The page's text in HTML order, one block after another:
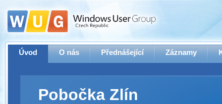
Úvod O nás Přednášející Záznamy
Pobočka Zlín